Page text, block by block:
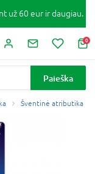
už 60 eur ir daugiau.
0
Paieška
Šventinė atributika